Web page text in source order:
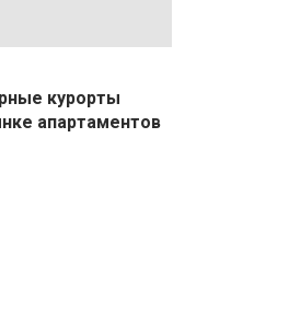
курорты
апартаментов